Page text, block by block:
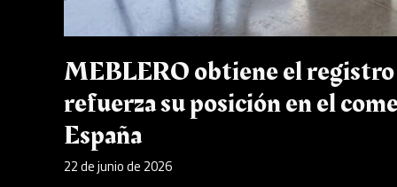
MEBLERO obtiene el registro
refuerza su posición en el
España
22 de junio de 2026